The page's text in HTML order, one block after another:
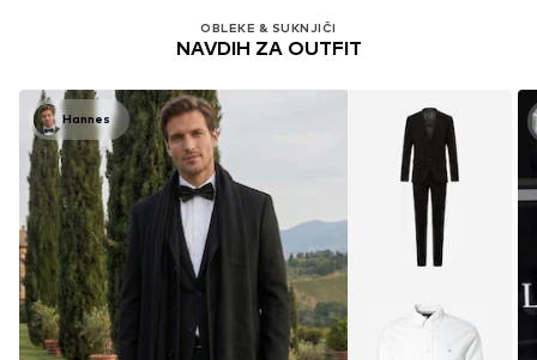
OBLEKE & SUKNJIČI
NAVDIH ZA OUTFIT
Hannes